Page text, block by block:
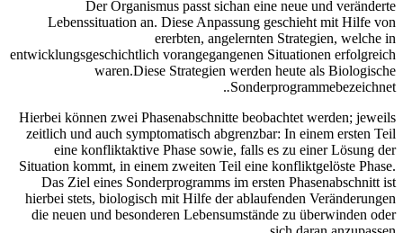
Der Organismus passt sichan eine neue und veränderte
Lebenssituation an. Diese Anpassung geschieht mit Hilfe von
ererbten, angelernten Strategien, welche in
entwicklungsgeschichtlich vorangegangenen Situationen erfolgreich
waren.Diese Strategien werden heute als Biologische
Sonderprogrammebezeichnet
.
.
Hierbei können zwei Phasenabschnitte beobachtet werden; jeweils
zeitlich und auch symptomatisch abgrenzbar: In einem ersten Teil
eine konfliktaktive Phase sowie, falls es zu einer Lösung der
Situation kommt, in einem zweiten Teil eine konfliktgelöste Phase.
Das Ziel eines Sonderprogramms im ersten Phasenabschnitt ist
hierbei stets, biologisch mit Hilfe der ablaufenden Veränderungen
die neuen und besonderen Lebensumstände zu überwinden oder